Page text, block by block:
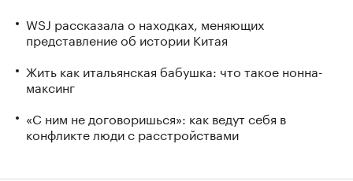
WSJ рассказала о находках, меняющих
представление об истории Китая
Жить как итальянская бабушка: что такое нонна-
максинг
«С ним не договоришься»: как ведут себя в
конфликте люди с расстройствами